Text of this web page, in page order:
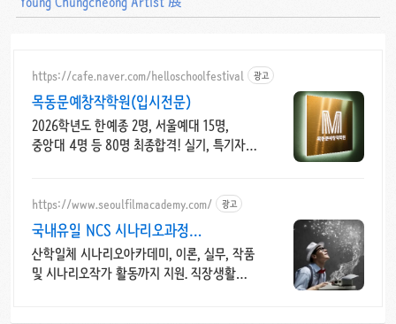
https://cafe.naver.com/helloschoolfestival 광고
목동문예창작학원(입시전문)
2026학년도 한예종 2명, 서울예대 15명,
중앙대 4명 등 80명 최종합격! 실기, 특기자,
https://www.seoulfilmacademy.com/ 광고
국내유일 NCS 시나리오과정
시나리오작가 데뷔, 활동지원
산학일체 시나리오아카데미, 이론, 실무, 작품
및 시나리오작가 활동까지 지원. 직장생활을